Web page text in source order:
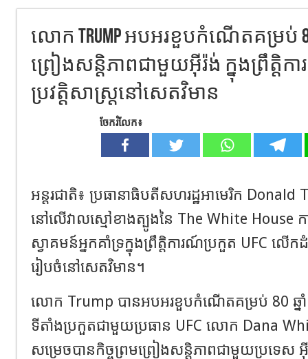
លោក Trump អបអរខួបកំណើតគម្រប់
ព្រៀងសន្តិភាពជាមួយអ៊ីរ៉ង់ ក្នុងព្រឹត្តិកា
ប្រវត្តិសាស្ត្រនៅសេតវិមាន
ចែករំលែក៖
អន្តរជាតិ៖ ប្រធានាធិបតីសហរដ្ឋអាមេរិក Donald
នៅលើវាលស្មៅខាងត្បូងនៃ The White House
ស្វាគមន៍អ្នកគាំទ្រក្នុងព្រឹត្តិការណ៍ប្រកួត UFC លើ
រៀបចំនៅសេតវិមាន។
លោក Trump បានអបអរខួបកំណើតគម្រប់ 80 ឆ្ន
ទីតាំងប្រកួតជាមួយប្រធាន UFC លោក Dana
សម្រេចបានកិច្ចព្រមព្រៀងសន្តិភាពជាមួយប្រទេស